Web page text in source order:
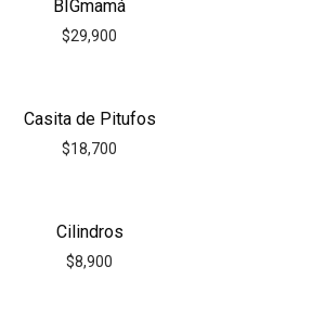
BIGmamá
$29,900
Casita de Pitufos
$18,700
Cilindros
$8,900